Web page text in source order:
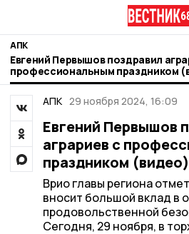
АПК
Евгений Первышов поздравил
АПК 29 ноября 2024, 16:09
Евгений Первышов
аграриев с
праздником (видео)
Врио главы региона
вносит большой вклад в
продовольственной
Сегодня, 29 ноября, в